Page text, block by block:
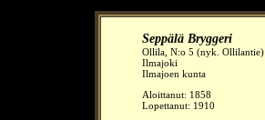
Seppälä Bryggeri
Ollila, N:o 5 (nyk. Ollilantie)
Ilmajoki
Ilmajoen kunta
Aloittanut: 1858
Lopettanut: 1910